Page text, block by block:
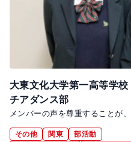
大東文化大学第一高等学校
チアダンス部
メンバーの声を尊重することが
その他 関東
部活動